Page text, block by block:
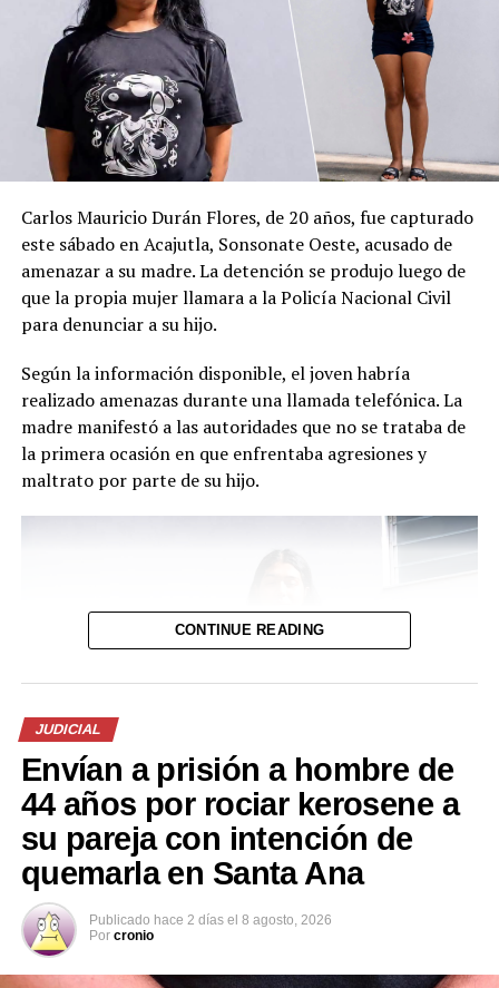
Me gusta esto:
Carlos Mauricio Durán Flores, de 20 años, fue capturado
este sábado en Acajutla, Sonsonate Oeste, acusado de
amenazar a su madre. La detención se produjo luego de
que la propia mujer llamara a la Policía Nacional Civil
para denunciar a su hijo.
Según la información disponible, el joven habría
realizado amenazas durante una llamada telefónica. La
madre manifestó a las autoridades que no se trataba de
la primera ocasión en que enfrentaba agresiones y
maltrato por parte de su hijo.
CONTINUE READING
JUDICIAL
Envían a prisión a hombre de
44 años por rociar kerosene a
su pareja con intención de
quemarla en Santa Ana
Publicado hace 2 días el 8 agosto, 2026
Por cronio